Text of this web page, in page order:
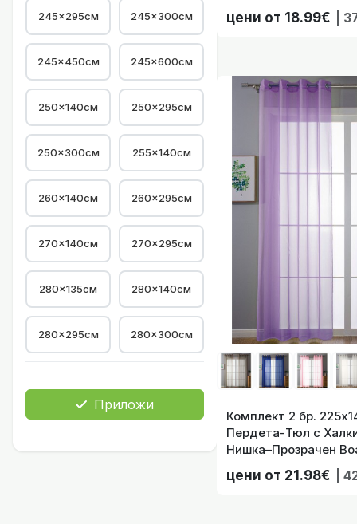
245×295см 245×300см
245×450см 245×600см
250×140см 250×295см
250x300см 255×140см
260×140см 260×295см
270×140см 270×295см
280×135см 280×140см
280×295см 280×300см
Приложи
Ширина-140см/
Височини)20332-
цени от 18.99€ |
Комплект 2 бр. 225х140 см
Пердета-Тюл с
Нишка–Прозрачен
Корниз Цвят Лилав,
цени от 21.98€ |
Комплект 2
Комплект 2
Комплект 2